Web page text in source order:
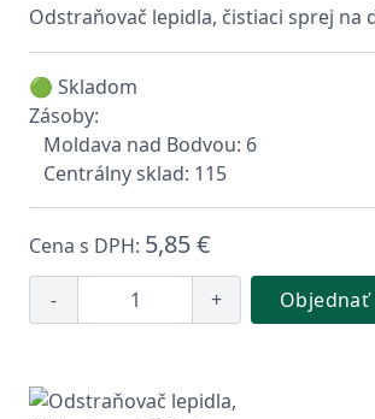
Odstraňovač lepidla, čistiaci sprej na
🟢 Skladom
Zásoby:
Moldava nad Bodvou: 6
Centrálny sklad: 115
Cena s DPH: 5,85 €
- + Objednať